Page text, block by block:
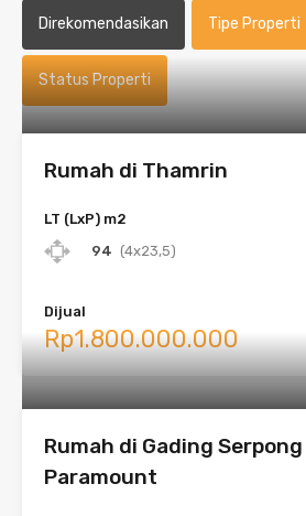
Direkomendasikan Tipe Properti
Status Properti
Rumah di Thamrin
LT (LxP) m2
94 (4x23,5)
Dijual
Rp1.800.000.000
Rumah di Gading
Paramount